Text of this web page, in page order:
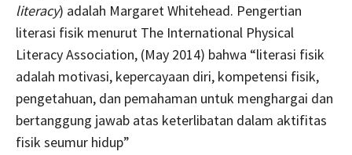
literacy) adalah Margaret Whitehead. Pengertian
literasi fisik menurut The International Physical
Literacy Association, (May 2014) bahwa “literasi fisik
adalah motivasi, kepercayaan diri, kompetensi fisik,
pengetahuan, dan pemahaman untuk menghargai dan
bertanggung jawab atas keterlibatan dalam aktifitas
fisik seumur hidup”